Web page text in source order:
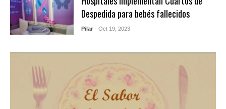
Despedida para bebés fallecidos
Pilar - Oct 19, 2023